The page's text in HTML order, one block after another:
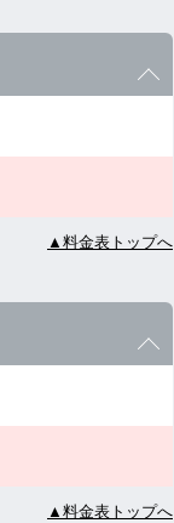
▲料金表トップへ
▲料金表トップへ